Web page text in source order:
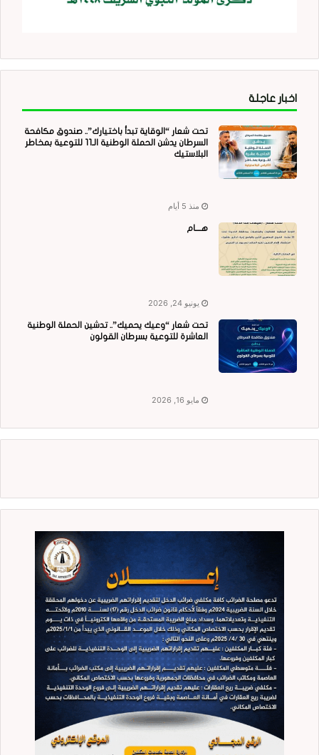
اخبار عاجلة
تحت شعار “الوقاية تبدأ باختيارك”.. صندوق مكافحة
السرطان يدشن الحملة الوطنية الـ11 للتوعية بمخاطر
البلاستيك
منذ 5 أيام
هــــام
يونيو 24, 2026
تحت شعار “وعيك يحميك”.. تدشين الحملة الوطنية
العاشرة للتوعية بسرطان القولون
مايو 16, 2026